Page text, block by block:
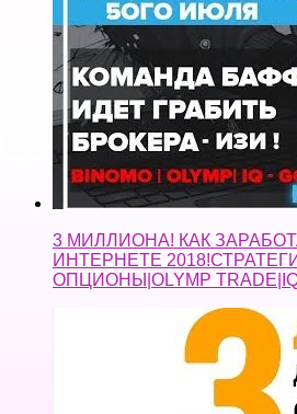
3 МИЛЛИОНА! КАК
ИНТЕРНЕТЕ
ОПЦИОНЫ|OLYMP TRADE|IQ